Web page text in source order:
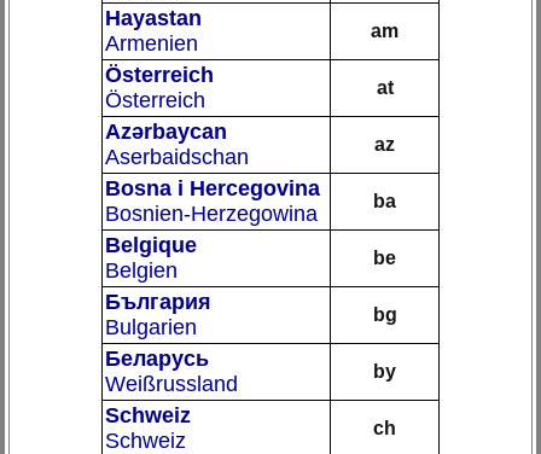
Hayastan
Armenien
am
Österreich
Österreich
at
Azǝrbaycan
Aserbaidschan
az
Bosna i Hercegovina
Bosnien-Herzegowina
ba
Belgique
Belgien
be
България
Bulgarien
bg
Беларусь
Weißrussland
by
Schweiz
Schweiz
ch